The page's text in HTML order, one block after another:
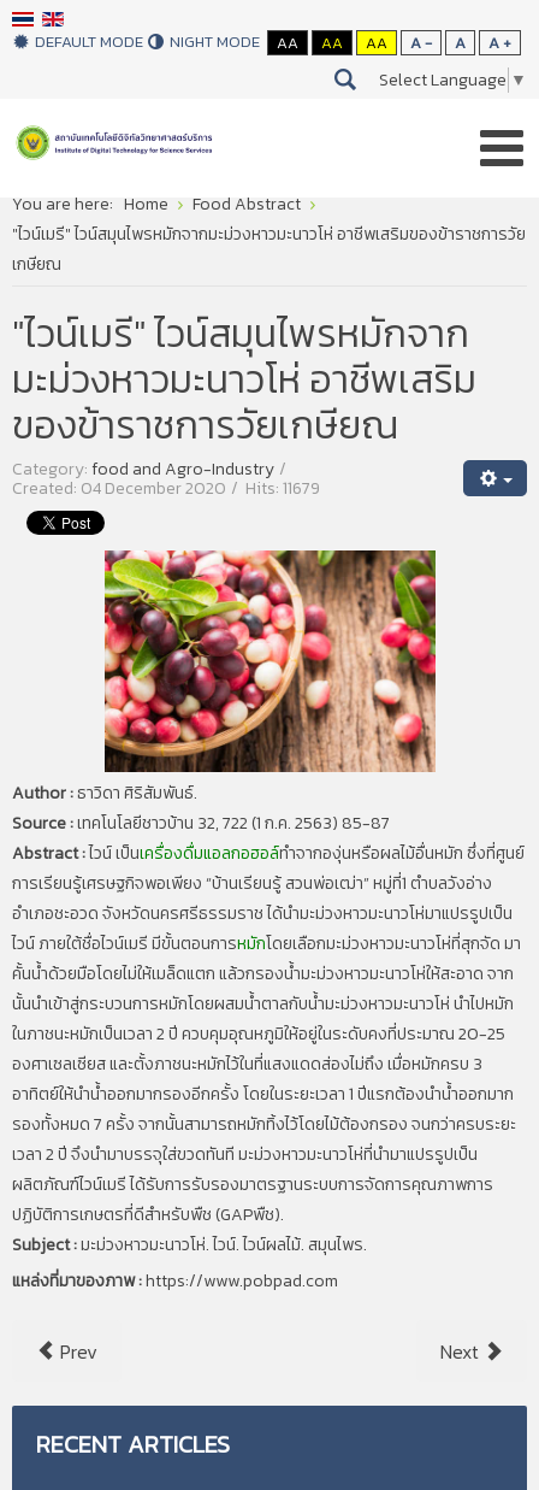
DEFAULT MODE NIGHT MODE AA AA AA A - A A +
Select Language ▼
You are here: Home
Food Abstract
"ไวน์เมรี" ไวน์สมุนไพรหมักจากมะม่วงหาวมะนาวโห่ อาชีพเสริมของข้าราชการวัย
เกษียณ
"ไวน์เมรี" ไวน์สมุนไพรหมักจาก
มะม่วงหาวมะนาวโห่ อาชีพเสริม
ของข้าราชการวัยเกษียณ
Category:food and Agro-Industry
Created: 04 December 2020 Hits: 11679
Author :ธาวิดา ศิริสัมพันธ์.
Source :เทคโนโลยีชาวบ้าน 32, 722 (1 ก.ค. 2563) 85-87
Abstract :ไวน์ เป็นเครื่องดื่มแอลกอฮอล์ทำจากองุ่นหรือผลไม้อื่นหมัก ซึ่งที่ศูนย์
การเรียนรู้เศรษฐกิจพอเพียง “บ้านเรียนรู้ สวนพ่อเฒ่า” หมู่ที่1 ตำบลวังอ่าง
อำเภอชะอวด จังหวัดนครศรีธรรมราช ได้นำมะม่วงหาวมะนาวโห่มาแปรรูปเป็น
ไวน์ ภายใต้ชื่อไวน์เมรี มีขั้นตอนการหมักโดยเลือกมะม่วงหาวมะนาวโห่ที่สุกจัด มา
คั้นน้ำด้วยมือโดยไม่ให้เมล็ดแตก แล้วกรองน้ำมะม่วงหาวมะนาวโห่ให้สะอาด จาก
นั้นนำเข้าสู่กระบวนการหมักโดยผสมน้ำตาลกับน้ำมะม่วงหาวมะนาวโห่ นำไปหมัก
ในภาชนะหมักเป็นเวลา 2 ปี ควบคุมอุณหภูมิให้อยู่ในระดับคงที่ประมาณ 20-25
องศาเซลเซียส และตั้งภาชนะหมักไว้ในที่แสงแดดส่องไม่ถึง เมื่อหมักครบ 3
อาทิตย์ให้นำน้ำออกมากรองอีกครั้ง โดยในระยะเวลา 1 ปีแรกต้องนำน้ำออกมาก
รองทั้งหมด 7 ครั้ง จากนั้นสามารถหมักทิ้งไว้โดยไม้ต้องกรอง จนกว่าครบระยะ
เวลา 2 ปี จึงนำมาบรรจุใส่ขวดทันที มะม่วงหาวมะนาวโห่ที่นำมาแปรรูปเป็น
ผลิตภัณฑ์ไวน์เมรี ได้รับการรับรองมาตรฐานระบบการจัดการคุณภาพการ
ปฏิบัติการเกษตรที่ดีสำหรับพืช (GAPพืช).
Subject :มะม่วงหาวมะนาวโห่. ไวน์. ไวน์ผลไม้. สมุนไพร.
แหล่งที่มาของภาพ :https://www.pobpad.com
Prev Next
RECENT ARTICLES